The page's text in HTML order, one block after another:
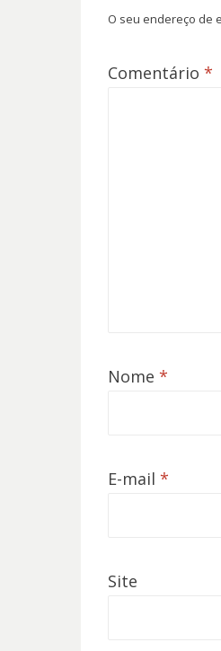
O seu endereço de
Comentário *
Nome *
E-mail *
Site